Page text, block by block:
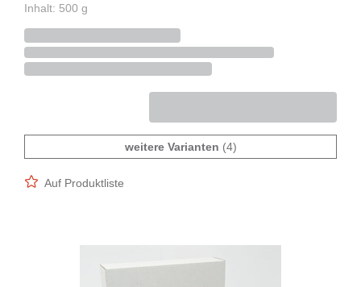
Inhalt: 500 g
weitere Varianten (4)
Auf Produktliste